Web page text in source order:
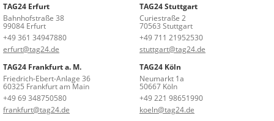
TAG24 Erfurt
Bahnhofstraße 38
99084 Erfurt
+49 361 34947880
erfurt@tag24.de
TAG24 Stuttgart
Curiestraße 2
70563 Stuttgart
+49 711 21952530
stuttgart@tag24.de
TAG24 Frankfurt a. M.
Friedrich-Ebert-Anlage 36
60325 Frankfurt am Main
+49 69 348750580
frankfurt@tag24.de
TAG24 Köln
Neumarkt 1a
50667 Köln
+49 221 98651990
koeln@tag24.de